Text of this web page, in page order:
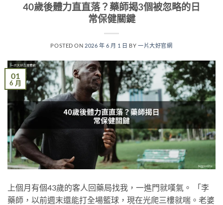
40歲後體力直直落？藥師揭3個被忽略的日
常保健關鍵
POSTED ON 2026 年 6 月 1 日 BY一片大好官網
01
6 月
上個月有個43歲的客人回藥局找我，一進門就嘆氣。 「李
藥師，以前週末還能打全場籃球，現在光爬三樓就喘。老婆